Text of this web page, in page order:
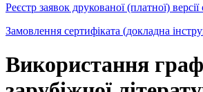
Реєстр заявок друкованої (платної) версії
Замовлення сертифіката (докладна
Використання